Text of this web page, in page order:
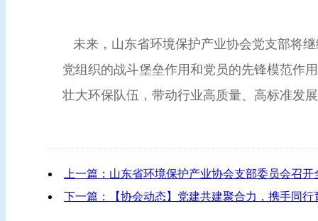
未来，山东省环境保护产业协会党支部将
党组织的战斗堡垒作用和党员的先锋模范作
壮大环保队伍，带动行业高质量、高标准发
上一篇：山东省环境保护产业协会支部委员会召
下一篇：【协会动态】党建共建聚合力，携手同